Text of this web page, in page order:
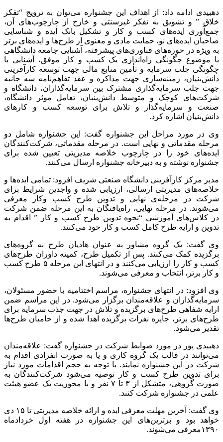
دهبیدی ادامه داد: از اهداف این جشنواره می‌توان به ترویج “تفکر
خلاق ” و تشویق به تفکر غیرسنتی و خارج از چارچوب‌های آن،
جمع‌آوری ایده‌های کسب و کار و تشکیل بانک ایده و شناسایی
صاحبان ایده‌های نو، حمایت مادی و معنوی از طرح‌ها و ایده‌های برتر
به ویژه در حوزه‌های فناوری‌های پیشرفته، آشنایی جامعه دانشگاهی
با موضوع چگونگی راه‌اندازی یک کسب و کار موفق، آشنایی با
چگونگی جلب سرمایه و تأمین منابع مالی جهت توسعه کارآفرینی
دانش‌بنیان، زمینه‌سازی جهت مذاکره و عقد تفاهم‌نامه سه جانبه
جهت جلب سرمایه‌گذاری مشترک بین سرمایه‌گذاران، دانشگاه و
شرکت‌های کوچک و متوسط دانش‌بنیان، تعامل موثر دانشگاه،
صنعت و سرمایه‌گذار و تلاش برای توسعه کسب و کارهای
دانش‌بنیان اشاره کرد.
وی در مورد مراحل این جشنواره گفت: این جشنواره شامل دو
مرحله مقدماتی و نهایی است. در مرحله مقدماتی، شرکت‌کنندگان
ایده‌های خود را در چارچوب خلاصه مدیریتی تعیین شده برای
جشنواره نوشته و به دبیرخانه جشنواره ارسال می‌کنند.
مدیر مرکز کارآفرینی دانشگاه صنعتی شریف افزود: تمامی ایده‌ها و
خلاصه‌های مدیریتی ارسالی، ارزیابی شده و واجدین شرایط برای
شرکت در مرحله‌ی ‌نهایی و تدوین طرح کسب وکار معرفی
می‌شوند. در مرحله نهایی، راه‌یافتگان به این مرحله ضمن شرکت
در کلاس‌های آموزشی “نحوه تدوین طرح کسب و کار ” اقدام به
تدوین و ارایه طرح کامل کسب و کار خود می‌کنند.
وی گفت: یک گروه مشاور به عنوان هادیان طرح به گروه‌های
برگزیده کمک می‌کنند. پس از تکمیل طرح، کمیته داوران طرح‌های
کسب و کار را ارزیابی می‌کنند و در انتهای این مرحله ۵ طرح کسب
و کار برتر، انتخاب و معرفی می‌شوند.
وی افزود: در انتهای جشنواره، مراسم اختتامیه با حضور مسئولان،
سرمایه‌گذاران و علاقه‌مندان برگزار می‌شود. در این مراسم ضمن
ارایه‌ شفاهی طرح‌های برگزیده و تلاش در جهت جذب سرمایه برای
طرح‌های برتر، جایزه نفرات برگزیده اهدا شده و از حامیان طرح‌ها
تقدیر می‌شود.
دهبیدی پور در مورد ضوابط شرکت در جشنواره گفت: علاقه‌مندان
می‌توانند در قالب یک گروه کاری و یا به صورت انفرادی اقدام به
شرکت در این جشنواره نمایند. با توجه به حجم اقدامات مورد نیاز
برای تدوین طرح کسب و کار توصیه می‌شود شرکت‌کنندگان به
صورت گروهی، متشکل از ۳ تا ۷ نفر و با محوریت یک عضو هیئت
علمی در جشنواره شرکت کنند.
وی گفت: آخرین مهلت معرفی ایده و ارائه خلاصه مدیریتی تا ۱۵ دی
خواهد بود و برترین‌های این جشنواره در هفته اول خردادماه
۱۳۹۰معرفی می‌شوند.